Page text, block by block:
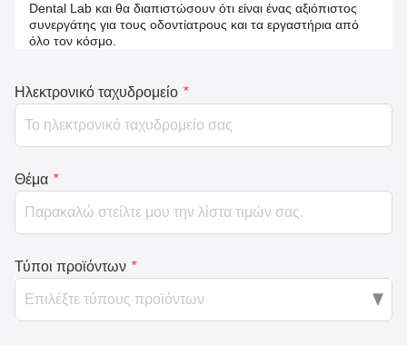
Dental Lab και θα διαπιστώσουν ότι είναι ένας αξιόπιστος
συνεργάτης για τους οδοντίατρους και τα εργαστήρια από
όλο τον κόσμο.
Ηλεκτρονικό ταχυδρομείο *
Θέμα *
Τύποι προϊόντων *